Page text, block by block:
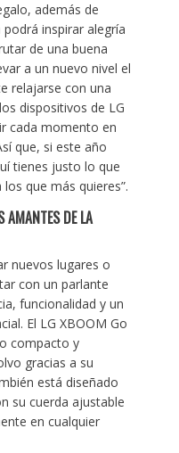
además de
inspirar alegría
de una buena
a un nuevo nivel el
relajarse con una
dispositivos de LG
cada momento en
que, si este año
tienes justo lo que
que más quieres”.
AMANTES DE LA
nuevos lugares o
con un parlante
funcionalidad y un
El LG XBOOM Go
compacto y
gracias a su
está diseñado
su cuerda ajustable
en cualquier